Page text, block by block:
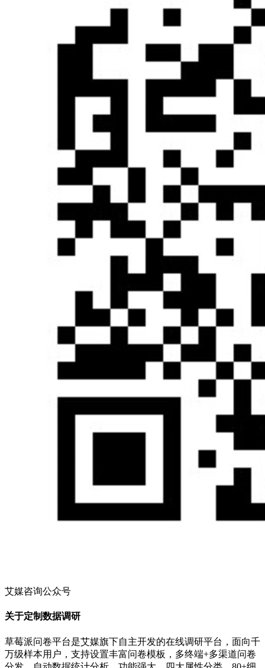
艾媒咨询公众号
关于定制数据调研
草莓派问卷平台是艾媒旗下自主开发的在线调研平台，面向千
万级样本用户，支持设置丰富问卷模板，多终端+多渠道问卷